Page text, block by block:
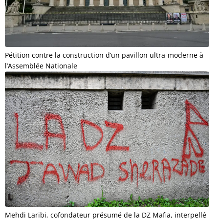
Pétition contre la construction d’un pavillon ultra-moderne à
l’Assemblée Nationale
Mehdi Laribi, cofondateur présumé de la DZ Mafia, interpellé